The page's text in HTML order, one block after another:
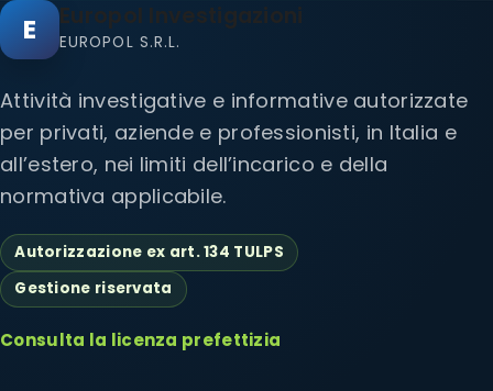
E Europol Investigazioni
EUROPOL S.R.L.
Attività investigative e informative autorizzate
per privati, aziende e professionisti, in Italia e
all’estero, nei limiti dell’incarico e della
normativa applicabile.
Autorizzazione ex art. 134 TULPS
Gestione riservata
Consulta la licenza prefettizia